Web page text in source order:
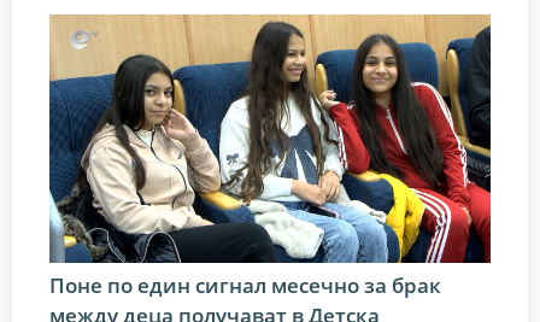
Поне по един сигнал месечно за брак
между деца получават в Детска